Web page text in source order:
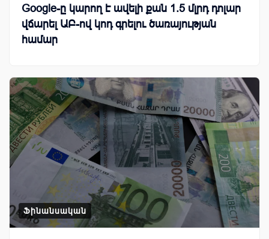
Google-ը կարող է ավելի քան 1.5 մլրդ դոլար
վճարել ԱԲ-ով կոդ գրելու ծառայության
համար
Ֆինանսական